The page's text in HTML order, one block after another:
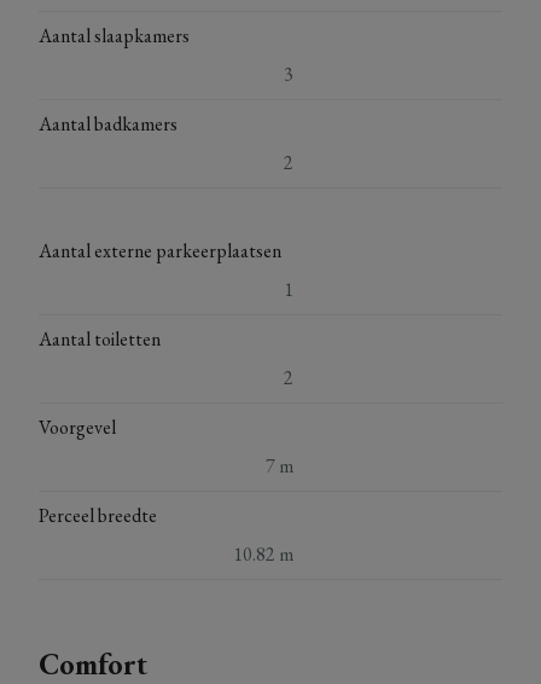
Aantal slaapkamers
3
Aantal badkamers
2
Aantal externe parkeerplaatsen
1
Aantal toiletten
2
Voorgevel
7 m
Perceel breedte
10.82 m
Comfort